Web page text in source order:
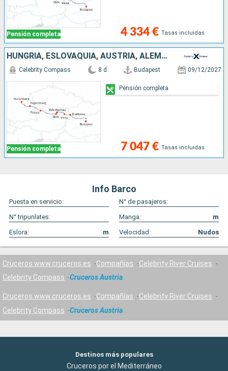
Pensión completa 4 334 € Tasas incluidas
HUNGRÍA, ESLOVAQUIA, AUSTRIA, ALEMANIA
Pensión completa
Celebrity Compass 8 d Budapest 09/12/2027
7 047 € Tasas incluidas
Pensión completa
Info Barco
Puesta en servicio:
N° de pasajeros:
N° tripunlates:
Manga:
m
Eslora:
m Velocidad: Nudos
Cruceros www.cruceros.es Compañías
Celebrity River Cruises
Celebrity Compass
Cruceros Austria
Cruceros www.cruceros.es Compañías
Celebrity River Cruises
Celebrity Compass
Cruceros Austria
Destinos más populares
Cruceros por el Mediterráneo